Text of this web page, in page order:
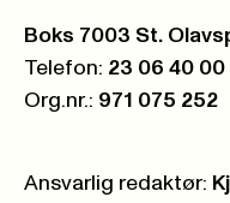
Postboks:
Boks 7003 St.
Telefon: 23 06 40 00
Org.nr.: 971 075 252
Ansvarlig redaktør: